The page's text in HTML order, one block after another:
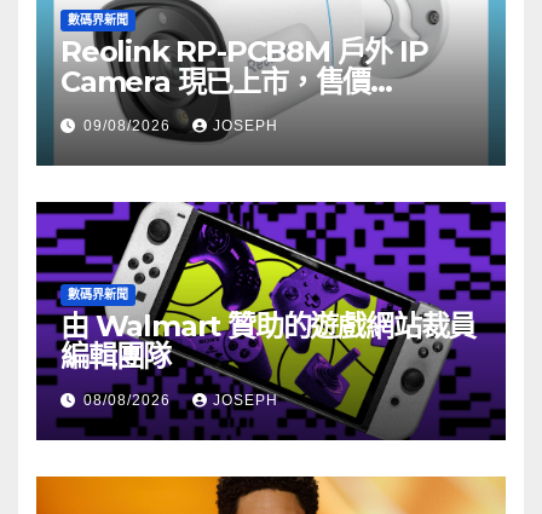
數碼界新聞
Reolink RP-PCB8M 戶外 IP
Camera 現已上市，售價
HK$722
09/08/2026 JOSEPH
數碼界新聞
由 Walmart 贊助的遊戲網站裁員
編輯團隊
08/08/2026 JOSEPH